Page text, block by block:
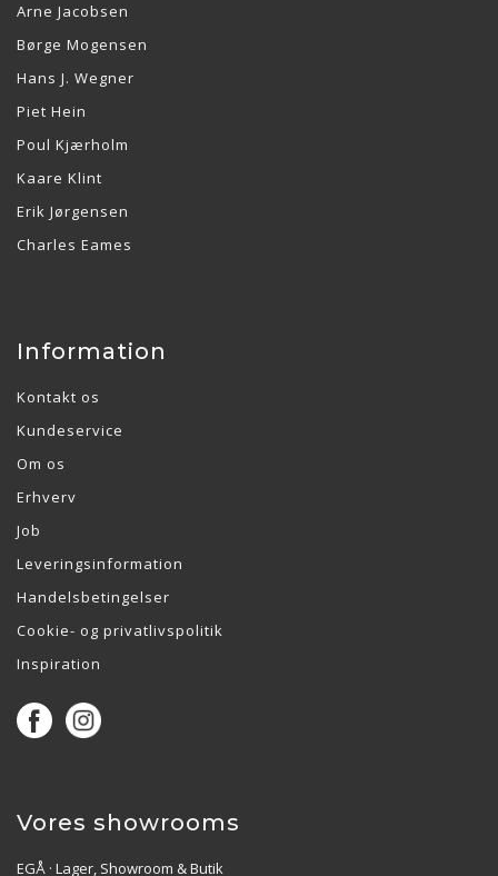
Arne Jacobsen
Børge Mogensen
Hans J. Wegner
Piet Hein
Poul Kjærholm
Kaare Klint
Erik Jørgensen
Charles Eames
Information
Kontakt os
Kundeservice
Om os
Erhverv
Job
Leveringsinformation
Handelsbetingelser
Cookie- og privatlivspolitik
Inspiration
Vores showrooms
EGÅ · Lager, Showroom & Butik